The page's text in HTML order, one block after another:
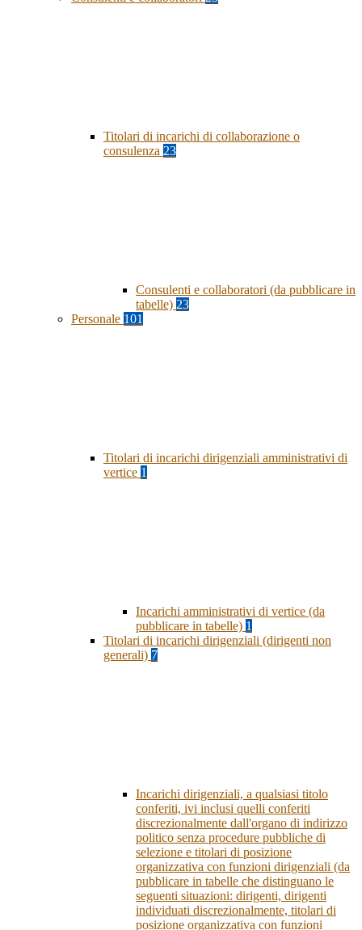
Titolari di incarichi di collaborazione o
consulenza 23
Consulenti e collaboratori (da pubblicare in
tabelle) 23
Personale 101
Titolari di incarichi dirigenziali amministrativi di
vertice 1
Incarichi amministrativi di vertice (da
pubblicare in tabelle) 1
Titolari di incarichi dirigenziali (dirigenti non
generali) 7
Incarichi dirigenziali, a qualsiasi titolo
conferiti, ivi inclusi quelli conferiti
discrezionalmente dall'organo di indirizzo
politico senza procedure pubbliche di
selezione e titolari di posizione
organizzativa con funzioni dirigenziali (da
pubblicare in tabelle che distinguano le
seguenti situazioni: dirigenti, dirigenti
individuati discrezionalmente, titolari di
posizione organizzativa con funzioni